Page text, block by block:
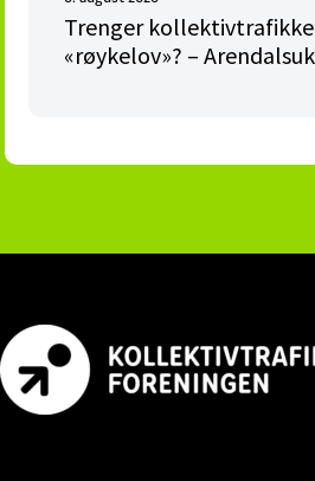
Trenger
«røykelov»? –